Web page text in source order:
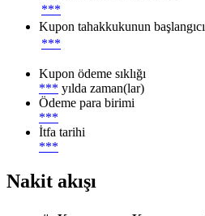
***
Kupon tahakkukunun başlangıcı
***
Kupon ödeme sıklığı
*** yılda zaman(lar)
Ödeme para birimi
***
İtfa tarihi
***
Nakit akışı